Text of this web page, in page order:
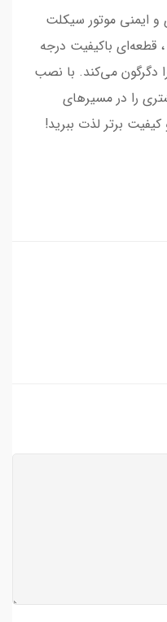
و ایمنی موتور سیکلت
قطعه‌ای باکیفیت درجه
دگرگون می‌کند. با نصب
را در مسیرهای
برتر لذت ببرید!